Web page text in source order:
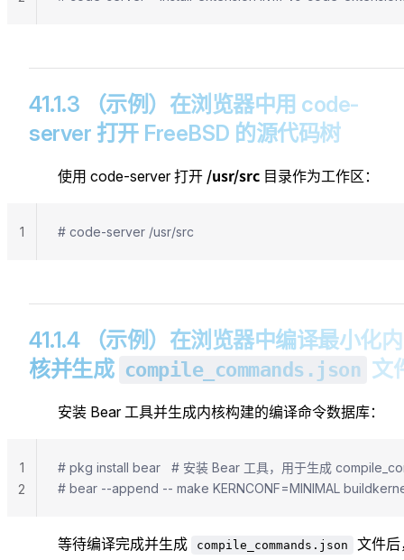
41.1.3 （示例）在浏览器中用 code-
server 打开 FreeBSD 的源代码树
使用 code-server 打开 /usr/src 目录作为工作区：
# code-server /usr/src
1
41.1.4 （示例）在浏览器中编译最小化内
核并生成 compile_commands.json 文
安装 Bear 工具并生成内核构建的编译命令数据库：
# pkg install bear   # 安装 Bear 工具，用于生成
# bear --append -- make KERNCONF=MINIMAL
1
2
等待编译完成并生成 compile_commands.json
文件后